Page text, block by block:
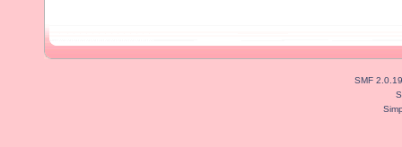
SMF 2.0.19